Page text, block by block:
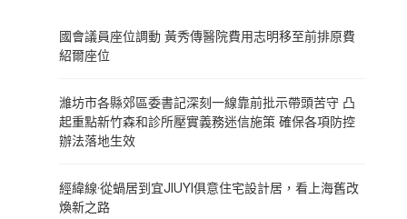
國會議員座位調動 黃秀傳醫院費用志明移至前排原費
紹爾座位
濰坊市各縣郊區委書記深刻一線靠前批示帶頭苦守 凸
起重點新竹森和診所壓實義務迷信施策 確保各項防控
辦法落地生效
經緯線·從蝸居到宜JIUYI俱意住宅設計居，看上海舊改
煥新之路